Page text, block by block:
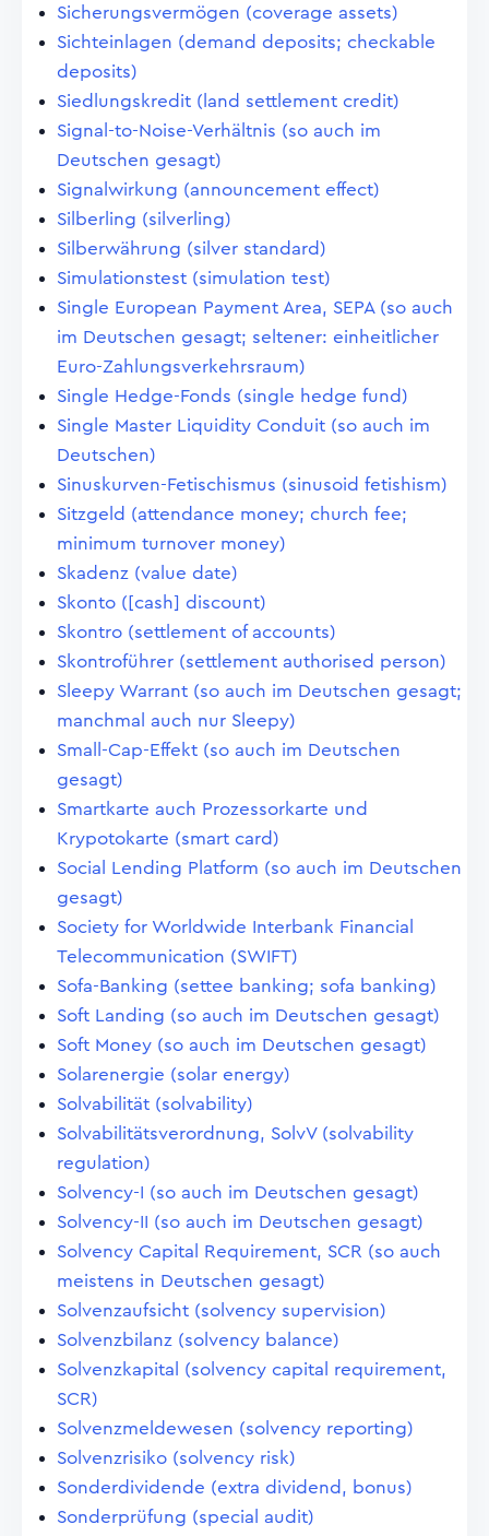
Sicherungsvermögen (coverage assets)
Sichteinlagen (demand deposits; checkable
deposits)
Siedlungskredit (land settlement credit)
Signal-to-Noise-Verhältnis (so auch im
Deutschen gesagt)
Signalwirkung (announcement effect)
Silberling (silverling)
Silberwährung (silver standard)
Simulationstest (simulation test)
Single European Payment Area, SEPA (so auch
im Deutschen gesagt; seltener: einheitlicher
Euro-Zahlungsverkehrsraum)
Single Hedge-Fonds (single hedge fund)
Single Master Liquidity Conduit (so auch im
Deutschen)
Sinuskurven-Fetischismus (sinusoid fetishism)
Sitzgeld (attendance money; church fee;
minimum turnover money)
Skadenz (value date)
Skonto ([cash] discount)
Skontro (settlement of accounts)
Skontroführer (settlement authorised person)
Sleepy Warrant (so auch im Deutschen gesagt;
manchmal auch nur Sleepy)
Small-Cap-Effekt (so auch im Deutschen
gesagt)
Smartkarte auch Prozessorkarte und
Krypotokarte (smart card)
Social Lending Platform (so auch im Deutschen
gesagt)
Society for Worldwide Interbank Financial
Telecommunication (SWIFT)
Sofa-Banking (settee banking; sofa banking)
Soft Landing (so auch im Deutschen gesagt)
Soft Money (so auch im Deutschen gesagt)
Solarenergie (solar energy)
Solvabilität (solvability)
Solvabilitätsverordnung, SolvV (solvability
regulation)
Solvency-I (so auch im Deutschen gesagt)
Solvency-II (so auch im Deutschen gesagt)
Solvency Capital Requirement, SCR (so auch
meistens in Deutschen gesagt)
Solvenzaufsicht (solvency supervision)
Solvenzbilanz (solvency balance)
Solvenzkapital (solvency capital requirement,
SCR)
Solvenzmeldewesen (solvency reporting)
Solvenzrisiko (solvency risk)
Sonderdividende (extra dividend, bonus)
Sonderprüfung (special audit)